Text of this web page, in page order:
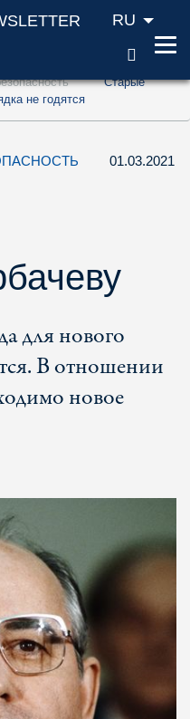
(ключ доступа
доступа '2')
RU
Старые
не годятся
01.03.2021
для нового
В отношении
новое